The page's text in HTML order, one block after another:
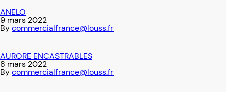
ANELO
9 mars 2022
Bycommercialfrance@louss.fr
AURORE ENCASTRABLES
8 mars 2022
Bycommercialfrance@louss.fr